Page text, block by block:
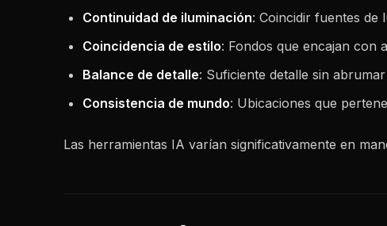
Continuidad de iluminación: Coincidir fuentes de
Coincidencia de estilo: Fondos que encajan con
Balance de detalle: Suficiente detalle sin
Consistencia de mundo: Ubicaciones que
Las herramientas IA varían significativamente en